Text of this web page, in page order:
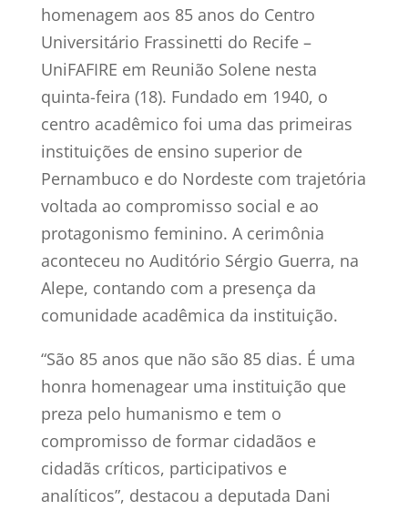
homenagem aos 85 anos do Centro
Universitário Frassinetti do Recife –
UniFAFIRE em Reunião Solene nesta
quinta-feira (18). Fundado em 1940, o
centro acadêmico foi uma das primeiras
instituições de ensino superior de
Pernambuco e do Nordeste com trajetória
voltada ao compromisso social e ao
protagonismo feminino. A cerimônia
aconteceu no Auditório Sérgio Guerra, na
Alepe, contando com a presença da
comunidade acadêmica da instituição.
“São 85 anos que não são 85 dias. É uma
honra homenagear uma instituição que
preza pelo humanismo e tem o
compromisso de formar cidadãos e
cidadãs críticos, participativos e
analíticos”, destacou a deputada Dani